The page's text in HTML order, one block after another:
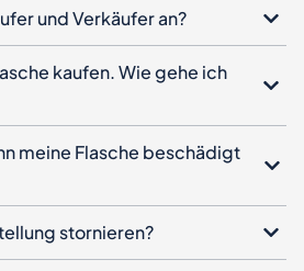
und Verkäufer an?
kaufen. Wie gehe ich
meine Flasche beschädigt
stornieren?